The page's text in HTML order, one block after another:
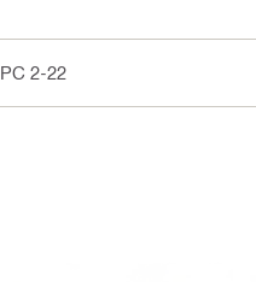
PC 2-22